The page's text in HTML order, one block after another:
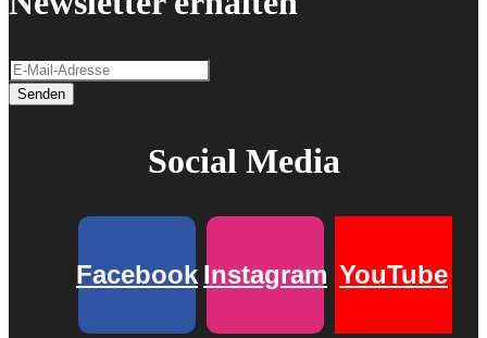
Senden
Social Media
Facebook Instagram YouTube